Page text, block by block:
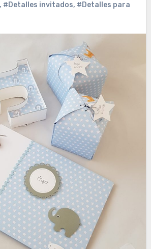
, #Detalles invitados, #Detalles para